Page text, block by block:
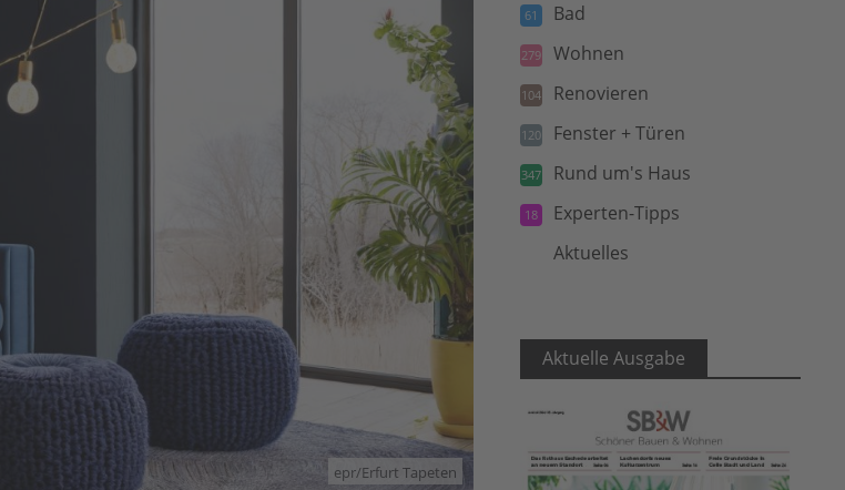
epr/Erfurt Tapeten
61 Bad
279 Wohnen
104 Renovieren
120 Fenster + Türen
347 Rund um's Haus
18 Experten-Tipps
Aktuelles
Aktuelle Ausgabe